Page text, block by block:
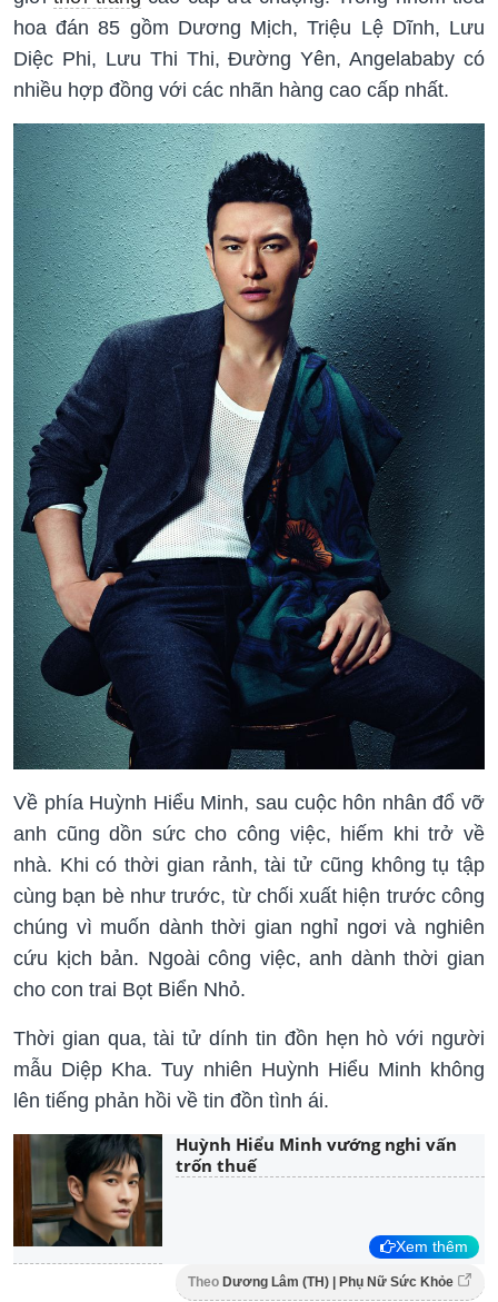
hoa đán 85 gồm Dương Mịch, Triệu Lệ Dĩnh, Lưu
Diệc Phi, Lưu Thi Thi, Đường Yên, Angelababy có
nhiều hợp đồng với các nhãn hàng cao cấp nhất.
Về phía Huỳnh Hiểu Minh, sau cuộc hôn nhân đổ vỡ
anh cũng dồn sức cho công việc, hiếm khi trở về
nhà. Khi có thời gian rảnh, tài tử cũng không tụ tập
cùng bạn bè như trước, từ chối xuất hiện trước công
chúng vì muốn dành thời gian nghỉ ngơi và nghiên
cứu kịch bản. Ngoài công việc, anh dành thời gian
cho con trai Bọt Biển Nhỏ.
Thời gian qua, tài tử dính tin đồn hẹn hò với người
mẫu Diệp Kha. Tuy nhiên Huỳnh Hiểu Minh không
lên tiếng phản hồi về tin đồn tình ái.
Huỳnh Hiểu Minh vướng nghi vấn
trốn thuế
Xem thêm
Theo Dương Lâm (TH) | Phụ Nữ Sức Khỏe